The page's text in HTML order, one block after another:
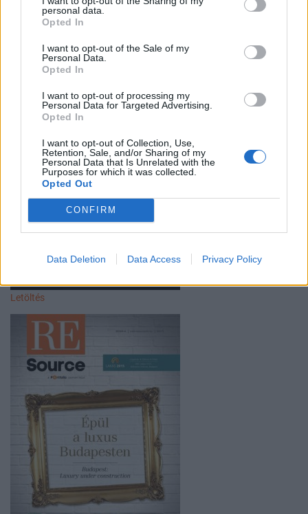
personal data.
Opted In
I want to opt-out of the Sale of my
Personal Data.
Opted In
I want to opt-out of processing my
Personal Data for Targeted Advertising.
Opted In
I want to opt-out of Collection, Use,
Retention, Sale, and/or Sharing of my
Personal Data that Is Unrelated with the
Purposes for which it was collected.
Opted Out
CONFIRM
Data Deletion Data Access Privacy Policy
2015/04
Letöltés